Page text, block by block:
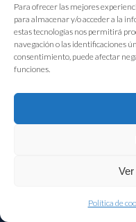
Para ofrecer las mejores
para almacenar y/o acceder a la
estas tecnologías nos permitirá
navegación o las identificaciones
consentimiento, puede afectar
funciones.
Política de
CONTACTO
DIRECCIÓN
Velázquez, 64 – 3ª Planta